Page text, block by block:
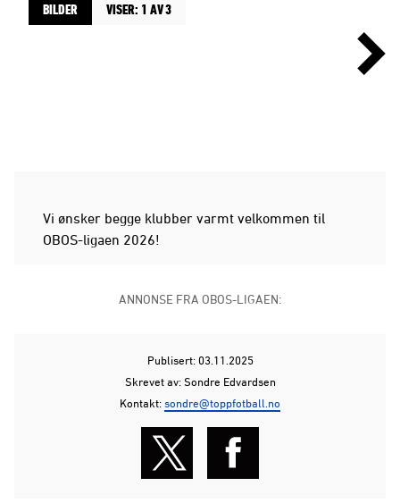
BILDER VISER: 1 AV 3
Vi ønsker begge klubber varmt velkommen til
OBOS-ligaen 2026!
ANNONSE FRA OBOS-LIGAEN:
Publisert: 03.11.2025
Skrevet av: Sondre Edvardsen
Kontakt:sondre@toppfotball.no